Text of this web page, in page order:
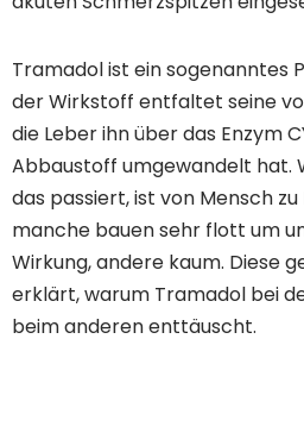
Tramadol ist ein sogenanntes
der Wirkstoff entfaltet seine
die Leber ihn über das Enzym
Abbaustoff umgewandelt hat.
das passiert, ist von Mensch
manche bauen sehr flott um
Wirkung, andere kaum. Diese
erklärt, warum Tramadol bei
beim anderen enttäuscht.